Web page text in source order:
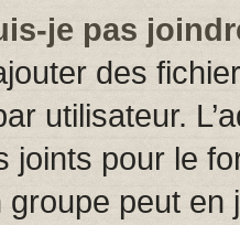
je pas
des
utilisateur.
joints pour le
peut en